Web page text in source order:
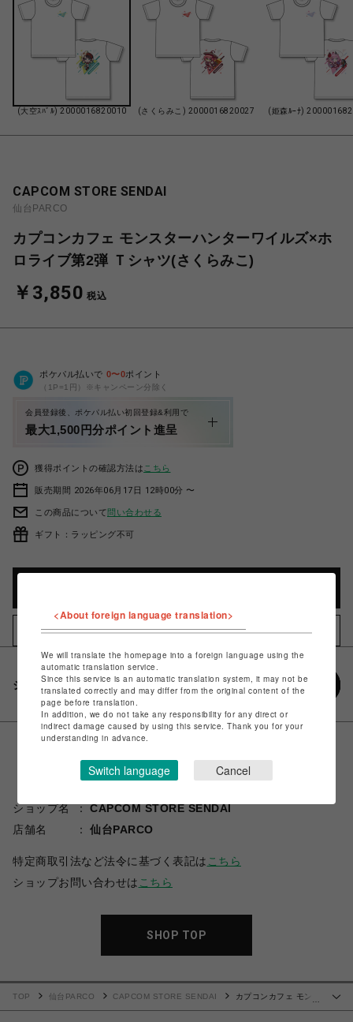
(大空ｽﾊﾞﾙ) 2000016820010 (さくらみこ) 2000016820027 (姫森ﾙｰﾅ)
CAPCOM STORE SENDAI
仙台PARCO
カプコンカフェ モンスターハンターワイルズ×ホ
ロライブ第2弾 Ｔシャツ(さくらみこ)
￥3,850 税込
ポケパル払いで 0〜0ポイント
（1P=1円）※キャンペーン分除く
会員登録後、ポケパル払い初回登録&利用で
最大1,500円分ポイント進呈
獲得ポイントの確認方法は こちら
販売期間 2026年06月17日 12時00分 〜
この商品について問い合わせる
ギフト：ラッピング不可
お気に入りアイテムに追加
シェアする
ショップ名
CAPCOM STORE SENDAI
店舗名
仙台PARCO
特定商取引法など法令に基づく表記は こちら
ショップお問い合わせは こちら
SHOP TOP
TOP 仙台PARCO CAPCOM STORE SENDAI
カプコンカフェ モンス
<About foreign language translation>
We will translate the homepage into a foreign language using the
automatic translation service.
Since this service is an automatic translation system, it may not be
translated correctly and may differ from the original content of the
page before translation.
In addition, we do not take any responsibility for any direct or
indirect damage caused by using this service. Thank you for your
understanding in advance.
Switch language Cancel